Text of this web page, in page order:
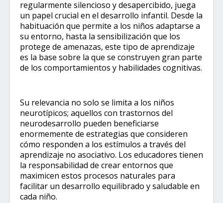
regularmente silencioso y desapercibido, juega
un papel crucial en el desarrollo infantil. Desde la
habituación que permite a los niños adaptarse a
su entorno, hasta la sensibilización que los
protege de amenazas, este tipo de aprendizaje
es la base sobre la que se construyen gran parte
de los comportamientos y habilidades cognitivas.
Su relevancia no solo se limita a los niños
neurotípicos; aquellos con trastornos del
neurodesarrollo pueden beneficiarse
enormemente de estrategias que consideren
cómo responden a los estímulos a través del
aprendizaje no asociativo. Los educadores tienen
la responsabilidad de crear entornos que
maximicen estos procesos naturales para
facilitar un desarrollo equilibrado y saludable en
cada niño.